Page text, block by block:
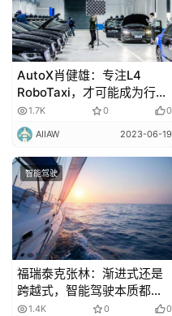
AutoX肖健雄：专注L4
RoboTaxi，才可能成为行业
全球前2
1.7K 0 0
AIIAW 2023-06-19
智能驾驶
福瑞泰克张林：渐进式还是
跨越式，智能驾驶本质都是
挑战巨大的马拉松
1.4K 0 0